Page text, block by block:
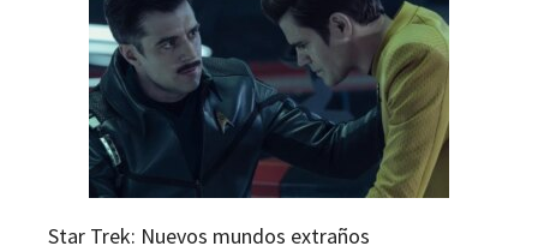
Star Trek: Nuevos mundos extraños